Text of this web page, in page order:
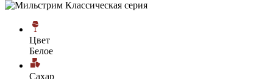
Цвет
Белое
Сахар